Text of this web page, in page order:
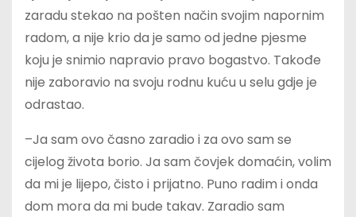
zaradu stekao na pošten način svojim napornim
radom, a nije krio da je samo od jedne pjesme
koju je snimio napravio pravo bogastvo. Takođe
nije zaboravio na svoju rodnu kuću u selu gdje je
odrastao.
–Ja sam ovo časno zaradio i za ovo sam se
cijelog života borio. Ja sam čovjek domaćin, volim
da mi je lijepo, čisto i prijatno. Puno radim i onda
dom mora da mi bude takav. Zaradio sam